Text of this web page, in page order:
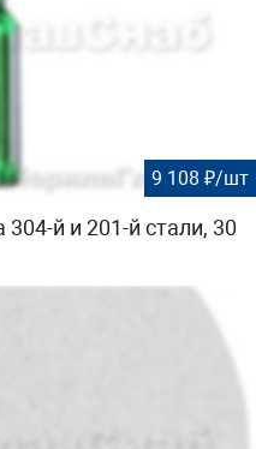
9 108 ₽/шт
й и 201-й стали, 30